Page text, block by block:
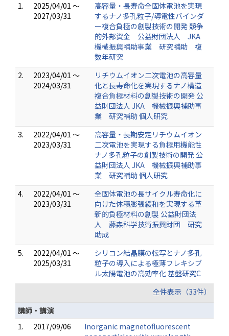
1.
2025/04/01 ～
2027/03/31
高容量・長寿命全固体電池を実現
するナノ多孔粒子/導電性バインダ
ー複合負極の創製技術の開発 競争
的外部資金 公益財団法人 JKA
機械振興補助事業 研究補助 複
数年研究
2.
2023/04/01 ～
2024/03/31
リチウムイオン二次電池の高容量
化と長寿命化を実現するナノ構造
複合負極材料の創製技術の開発 公
益財団法人 JKA 機械振興補助事
業 研究補助 個人研究
3.
2022/04/01 ～
2023/03/31
高容量・長期安定リチウムイオン
二次電池を実現する負極用機能性
ナノ多孔粒子の創製技術の開発 公
益財団法人 JKA 機械振興補助事
業 研究補助 個人研究
4.
2022/04/01 ～
2023/03/31
全固体電池の長サイクル寿命化に
向けた体積膨張緩和を実現する革
新的負極材料の創製 公益財団法
人 藤森科学技術振興財団 研究
助成
5.
2022/04/01 ～
2025/03/31
シリコン結晶膜の転写とナノ多孔
粒子の導入による極薄フレキシブ
ル太陽電池の高効率化 基盤研究C
全件表示（33件）
講師・講演
1.
2017/09/06
Inorganic magnetofluorescent